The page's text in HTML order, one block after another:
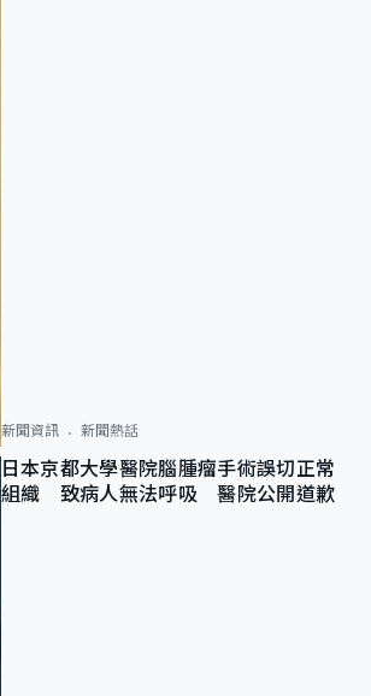
新聞資訊 新聞熱話
日本京都大學醫院腦腫瘤手術誤切正常
組織 致病人無法呼吸 醫院公開道歉